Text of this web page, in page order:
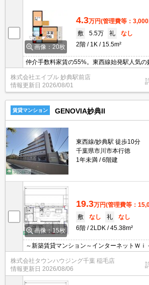
画像：20枚
4.3万円(管理費等：
敷
5.5万 礼
なし
2階
1K 15.5m²
仲介手数料家賃の55%。東西線始発駅人気の
イブル女子割で仲介手数料家賃の0.55ヶ月分
時、清掃費50,600円(エアコン洗浄代含む)。
株式会社エイブル 妙典駅前店
情報更新日 2026/08/01
賃貸マンション GENOVIA妙典II
東西線/妙典駅 徒歩10分
千葉県市川市本行徳
1年未満
6階建
画像：15枚
19.3万円(管理費等：
敷
なし 礼
なし
6階
2LDK 45.38m²
～新築賃貸マンション～インターネットＷｉ
育可（大型犬・猫・多頭飼い可）～２人入居
株式会社タウンハウジング千葉 稲毛店
情報更新日 2026/08/06